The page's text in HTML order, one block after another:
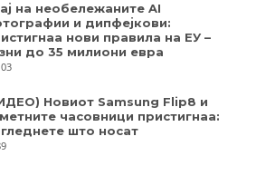
на необележаните AI
и дипфејкови:
нови правила на ЕУ –
до 35 милиони евра
Новиот Samsung Flip8 и
часовници пристигнаа:
што носат